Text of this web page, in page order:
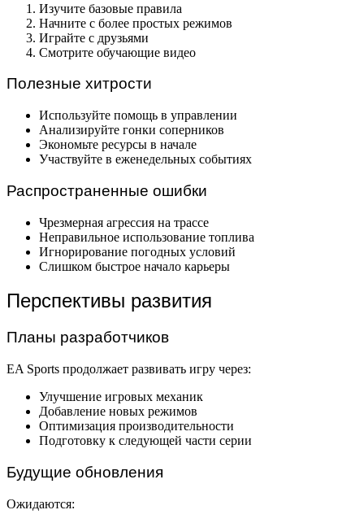
Изучите базовые правила
Начните с более простых режимов
Играйте с друзьями
Смотрите обучающие видео
Полезные хитрости
Используйте помощь в управлении
Анализируйте гонки соперников
Экономьте ресурсы в начале
Участвуйте в еженедельных событиях
Распространенные ошибки
Чрезмерная агрессия на трассе
Неправильное использование топлива
Игнорирование погодных условий
Слишком быстрое начало карьеры
Перспективы развития
Планы разработчиков
EA Sports продолжает развивать игру через:
Улучшение игровых механик
Добавление новых режимов
Оптимизация производительности
Подготовку к следующей части серии
Будущие обновления
Ожидаются: